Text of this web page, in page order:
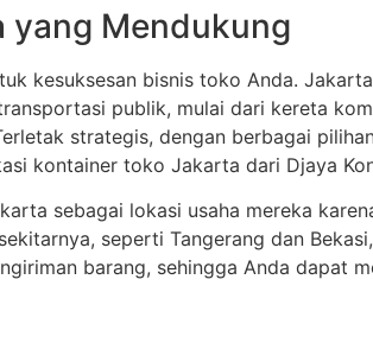
yang Mendukung
kesuksesan bisnis toko Anda.
publik, mulai dari kereta
strategis, dengan berbagai
kontainer toko Jakarta dari Djaya
sebagai lokasi usaha mereka
seperti Tangerang dan
barang, sehingga Anda dapat